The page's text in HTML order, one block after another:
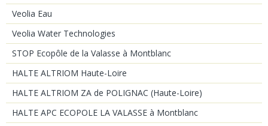
Veolia Eau
Veolia Water Technologies
STOP Ecopôle de la Valasse à Montblanc
HALTE ALTRIOM Haute-Loire
HALTE ALTRIOM ZA de POLIGNAC (Haute-Loire)
HALTE APC ECOPOLE LA VALASSE à Montblanc